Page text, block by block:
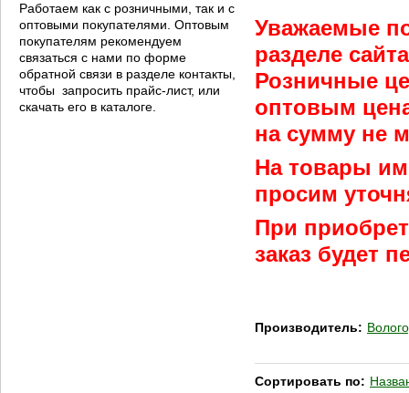
Работаем как с розничными, так и с
оптовыми покупателями. Оптовым
покупателям рекомендуем
связаться с нами по форме
обратной связи в разделе контакты,
чтобы запросить прайс-лист, или
скачать его в каталоге.
Уважаемые
разделе
Розничные
оптовым
на сумму не
На товары
просим
При
заказ будет
Производитель:
Сортировать по: